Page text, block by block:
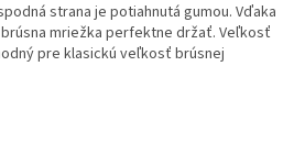
strana je potiahnutá gumou. Vďaka
mriežka perfektne držať. Veľkosť
pre klasickú veľkosť brúsnej